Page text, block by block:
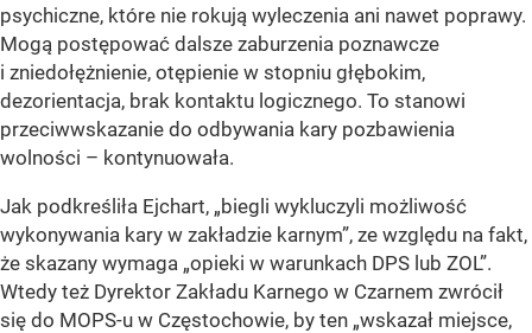
psychiczne, które nie rokują wyleczenia ani nawet poprawy.
Mogą postępować dalsze zaburzenia poznawcze
i zniedołężnienie, otępienie w stopniu głębokim,
dezorientacja, brak kontaktu logicznego. To stanowi
przeciwwskazanie do odbywania kary pozbawienia
wolności – kontynuowała.
Jak podkreśliła Ejchart, „biegli wykluczyli możliwość
wykonywania kary w zakładzie karnym”, ze względu na fakt,
że skazany wymaga „opieki w warunkach DPS lub ZOL”.
Wtedy też Dyrektor Zakładu Karnego w Czarnem zwrócił
się do MOPS-u w Częstochowie, by ten „wskazał miejsce,